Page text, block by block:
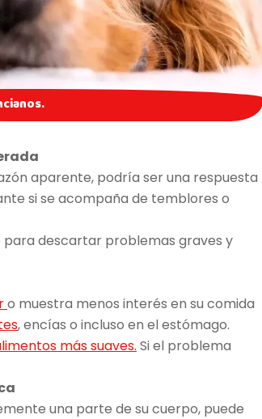
aparente, podría ser una respuesta
si se acompaña de temblores o
para descartar problemas graves y
o muestra menos interés en su comida
, encías o incluso en el estómago.
más suaves. Si el problema
una parte de su cuerpo, puede